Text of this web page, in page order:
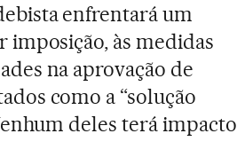
enfrentará um
às medidas
na aprovação de
como a “solução
deles terá impacto